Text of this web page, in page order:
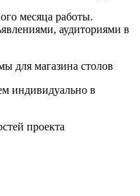
месяца работы.
аудиториями в
для магазина столов
индивидуально в
проекта